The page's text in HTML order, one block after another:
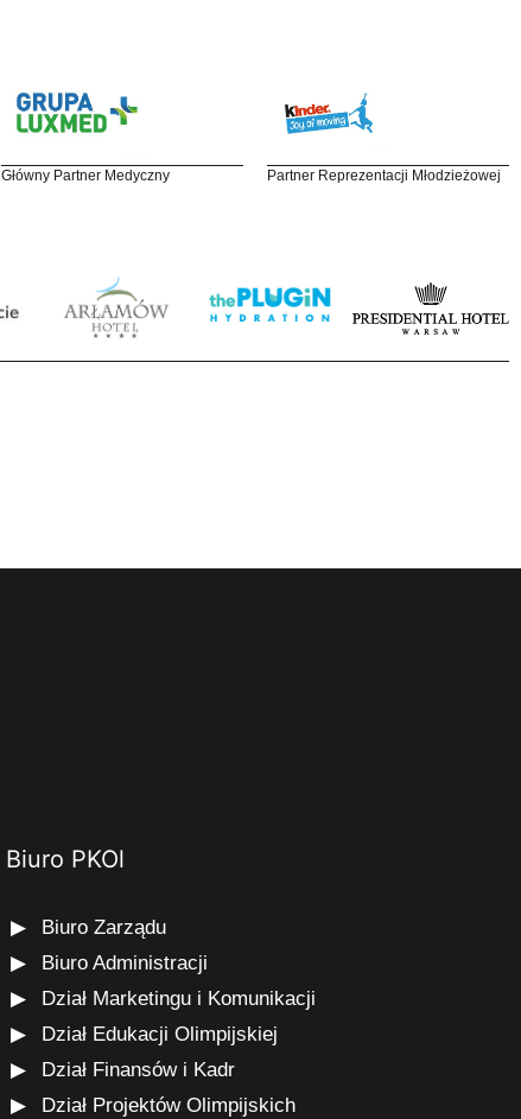
Główny Partner Medyczny Partner Reprezentacji Młodzieżowej
Biuro PKOl
Biuro Zarządu
Biuro Administracji
Dział Marketingu i Komunikacji
Dział Edukacji Olimpijskiej
Dział Finansów i Kadr
Dział Projektów Olimpijskich